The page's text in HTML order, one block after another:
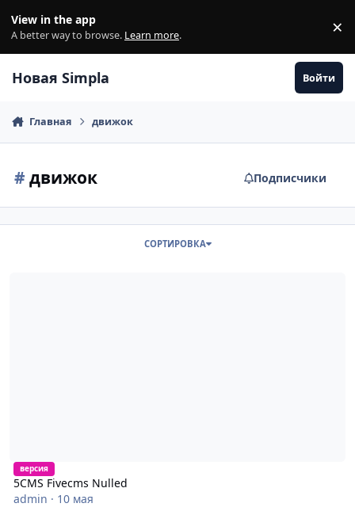
View in the app
A better way to browse. Learn more. ×
Новая Simpla Войти
Главная движок
# движок Подписчики
СОРТИРОВКА
версия
5CMS Fivecms Nulled
admin · 10 мая